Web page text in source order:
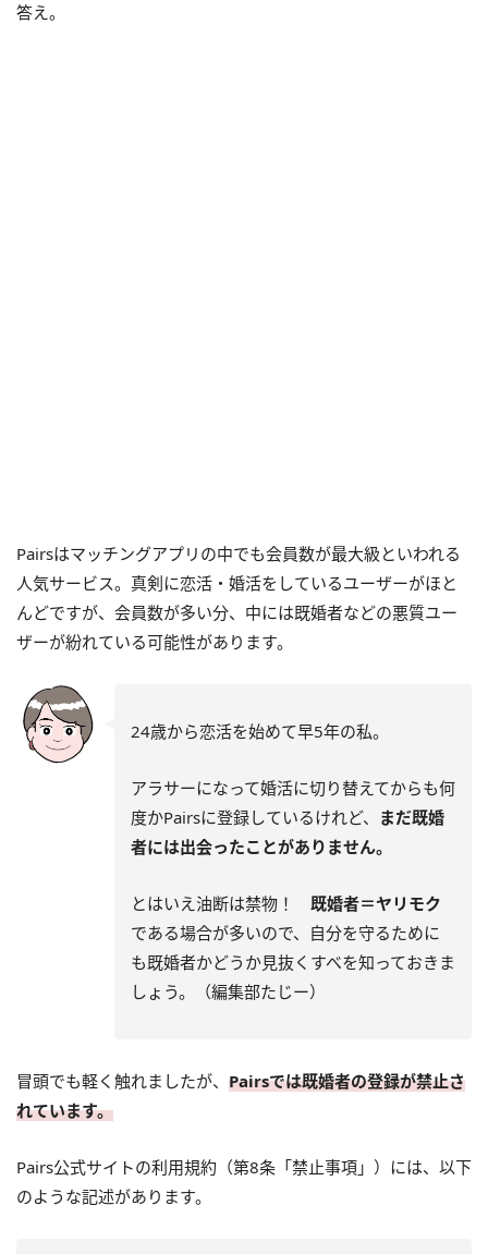
答え。
Pairsはマッチングアプリの中でも会員数が最大級といわれる
人気サービス。真剣に恋活・婚活をしているユーザーがほと
んどですが、会員数が多い分、中には既婚者などの悪質ユー
ザーが紛れている可能性があります。
24歳から恋活を始めて早5年の私。
アラサーになって婚活に切り替えてからも何
度かPairsに登録しているけれど、 まだ既婚
者には出会ったことがありません。
とはいえ油断は禁物！
既婚者＝ヤリモク
である場合が多いので、自分を守るために
も既婚者かどうか見抜くすべを知っておきま
しょう。（編集部たじー）
冒頭でも軽く触れましたが、 Pairsでは既婚者の登録が禁止さ
れています。
Pairs公式サイトの利用規約（第8条「禁止事項」）には、以下
のような記述があります。